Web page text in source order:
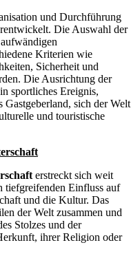
und Durchführung
Die Auswahl der
Kriterien wie
Sicherheit und
Die Ausrichtung der
sportliches Ereignis,
Gastgeberland, sich der Welt
und touristische
erstreckt sich weit
tiefgreifenden Einfluss auf
und die Kultur. Das
der Welt zusammen und
Stolzes und der
ihrer Religion oder